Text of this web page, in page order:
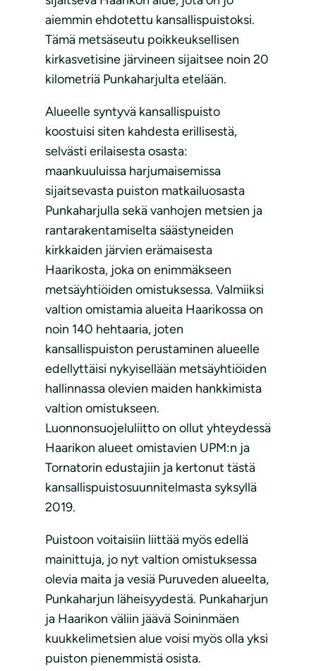
aiemmin ehdotettu kansallispuistoksi.
Tämä metsäseutu poikkeuksellisen
kirkasvetisine järvineen sijaitsee noin 20
kilometriä Punkaharjulta etelään.
Alueelle syntyvä kansallispuisto
koostuisi siten kahdesta erillisestä,
selvästi erilaisesta osasta:
maankuuluissa harjumaisemissa
sijaitsevasta puiston matkailuosasta
Punkaharjulla sekä vanhojen metsien ja
rantarakentamiselta säästyneiden
kirkkaiden järvien erämaisesta
Haarikosta, joka on enimmäkseen
metsäyhtiöiden omistuksessa. Valmiiksi
valtion omistamia alueita Haarikossa on
noin 140 hehtaaria, joten
kansallispuiston perustaminen alueelle
edellyttäisi nykyisellään metsäyhtiöiden
hallinnassa olevien maiden hankkimista
valtion omistukseen.
Luonnonsuojeluliitto on ollut yhteydessä
Haarikon alueet omistavien UPM:n ja
Tornatorin edustajiin ja kertonut tästä
kansallispuistosuunnitelmasta syksyllä
2019.
Puistoon voitaisiin liittää myös edellä
mainittuja, jo nyt valtion omistuksessa
olevia maita ja vesiä Puruveden alueelta,
Punkaharjun läheisyydestä. Punkaharjun
ja Haarikon väliin jäävä Soininmäen
kuukkelimetsien alue voisi myös olla yksi
puiston pienemmistä osista.